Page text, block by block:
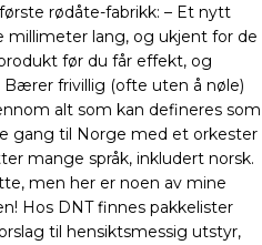
rødåte-fabrikk: – Et nytt
millimeter lang, og ukjent for de
før du får effekt, og
frivillig (ofte uten å nøle)
alt som kan defineres som
gang til Norge med et orkester
mange språk, inkludert norsk.
men her er noen av mine
Hos DNT finnes pakkelister
til hensiktsmessig utstyr,